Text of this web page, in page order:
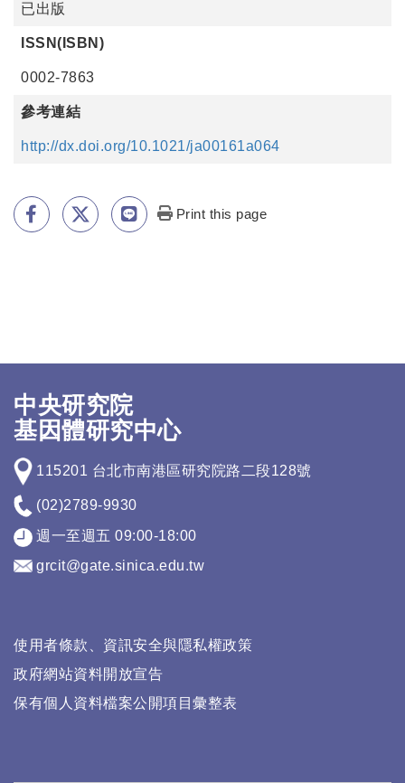
已出版
ISSN(ISBN)
0002-7863
參考連結
http://dx.doi.org/10.1021/ja00161a064
Print this page
中央研究院
基因體研究中心
115201 台北市南港區研究院路二段128號
(02)2789-9930
週一至週五 09:00-18:00
grcit@gate.sinica.edu.tw
使用者條款、資訊安全與隱私權政策
政府網站資料開放宣告
保有個人資料檔案公開項目彙整表